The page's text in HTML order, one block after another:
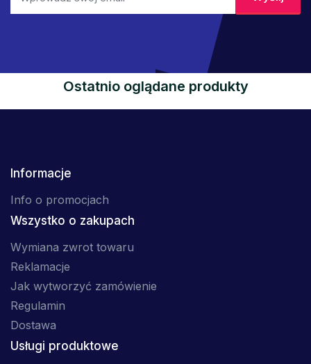
Ostatnio oglądane produkty
Informacje
Info o promocjach
Wszystko o zakupach
Wymiana zwrot towaru
Reklamacje
Jak wytworzyć zamówienie
Regulamin
Dostawa
Usługi produktowe